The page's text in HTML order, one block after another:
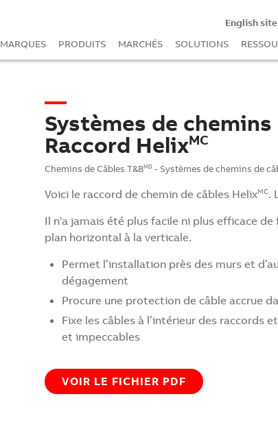
English site
MARQUES
PRODUITS MARCHÉS SOLUTIONS
Systèmes de chemins
Raccord HelixMC
Chemins de Câbles T&BMD- Systèmes de chemins de
Voici le raccord de chemin de câbles HelixMC.
Il n'a jamais été plus facile ni plus efficace
plan horizontal à la verticale.
Permet l’installation près des murs et
dégagement
Procure une protection de câble accrue
Fixe les câbles à l’intérieur des raccords
et impeccables
VOIR LE FICHIER PDF